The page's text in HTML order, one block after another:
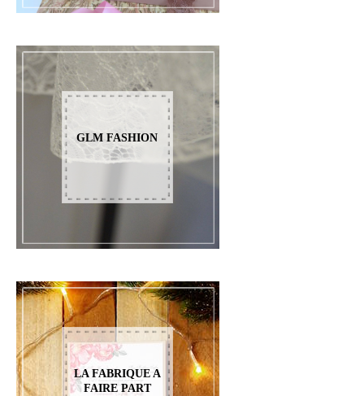
GLM FASHION
LA FABRIQUE A
FAIRE PART